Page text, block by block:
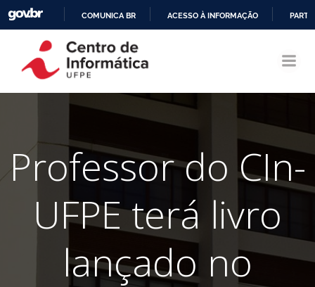
CONTEÚDO
COMUNICA BR ACESSO À INFORMAÇÃO
Professor do CIn-
UFPE terá livro
lançado no